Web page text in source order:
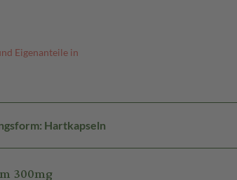
Eigenanteile in
Hartkapseln
300mg